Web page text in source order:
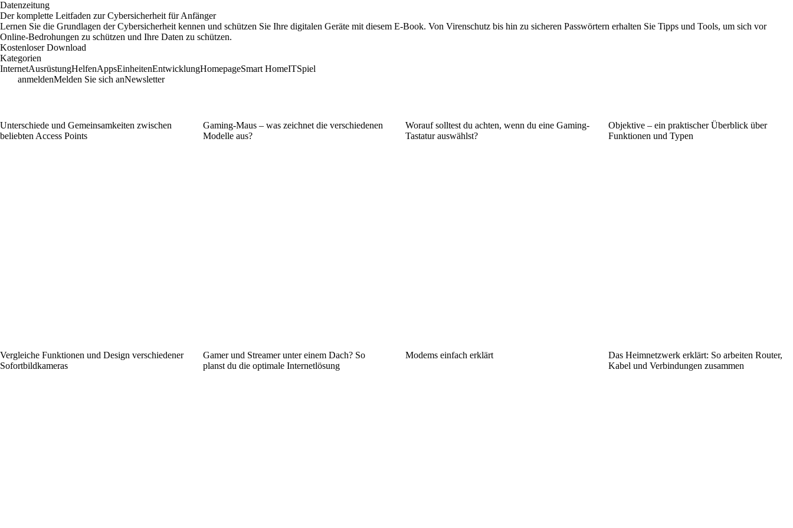
Datenzeitung
Der komplette Leitfaden zur Cybersicherheit für Anfänger
Lernen Sie die Grundlagen der Cybersicherheit kennen und schützen Sie Ihre digitalen Geräte mit diesem E-Book. Von Virenschutz bis hin zu sicheren Passwörtern erhalten Sie Tipps und Tools, um sich vor
Online-Bedrohungen zu schützen und Ihre Daten zu schützen.
Kostenloser Download
Kategorien
InternetAusrüstungHelfenAppsEinheitenEntwicklungHomepageSmart HomeITSpiel
anmeldenMelden Sie sich anNewsletter
Unterschiede und Gemeinsamkeiten zwischen
beliebten Access Points
Gaming-Maus – was zeichnet die verschiedenen
Modelle aus?
Worauf solltest du achten, wenn du eine Gaming-
Tastatur auswählst?
Objektive – ein praktischer Überblick über
Funktionen und Typen
Vergleiche Funktionen und Design verschiedener
Sofortbildkameras
Gamer und Streamer unter einem Dach? So
planst du die optimale Internetlösung
Modems einfach erklärt
Das Heimnetzwerk erklärt: So arbeiten Router,
Kabel und Verbindungen zusammen